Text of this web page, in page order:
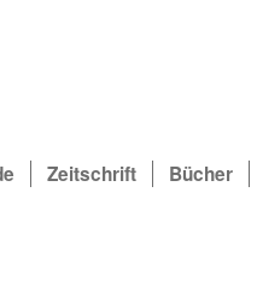
Zeitschrift Bücher